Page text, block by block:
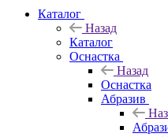
Каталог
Назад
Каталог
Оснастка
Назад
Оснастка
Абразив